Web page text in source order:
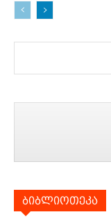
ბიბლიოთეკა